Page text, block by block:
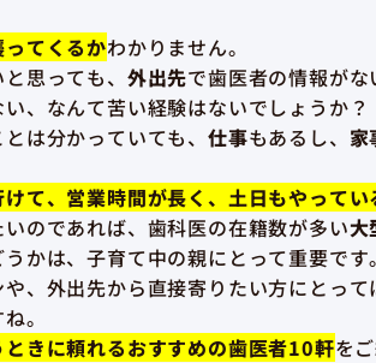
てくるかわかりません。
思っても、 外出先で歯医者の情報が
、なんて苦い経験はないでしょうか？
は分かっていても、 仕事もあるし、 家
て、営業時間が長く、土日もやってい
のであれば、歯科医の在籍数が多い大
かは、子育て中の親にとって重要です。
、外出先から直接寄りたい方にとって
。
きに頼れるおすすめの歯医者10軒を